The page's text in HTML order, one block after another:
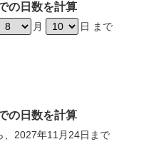
の日数を計算
月 日 まで
の日数を計算
、2027年11月24日まで